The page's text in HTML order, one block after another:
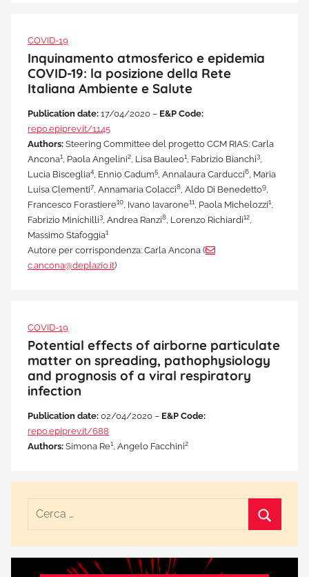
COVID-19
Inquinamento atmosferico e epidemia
COVID-19: la posizione della Rete
Italiana Ambiente e Salute
Publication date: 17/04/2020 – E&P Code:
repo.epiprev.it/1145
Authors: Steering Committee del progetto CCM RIAS: Carla
Ancona1 , Paola Angelini2 , Lisa Bauleo1 , Fabrizio Bianchi3
Lucia Bisceglia4 , Ennio Cadum5 , Annalaura Carducci6
, Maria
Luisa Clementi7 , Annamaria Colacci8 , Aldo Di Benedetto9
Francesco Forastiere10 , Ivano Iavarone11 , Paola Michelozzi1
Fabrizio Minichilli3 , Andrea Ranzi8 , Lorenzo Richiardi12
Massimo Stafoggia1
Autore per corrispondenza: Carla Ancona (
c.ancona@deplazio.it)
COVID-19
Potential effects of airborne particulate
matter on spreading, pathophysiology
and prognosis of a viral respiratory
infection
Publication date: 02/04/2020 – E&P Code:
repo.epiprev.it/688
Authors: Simona Re1 , Angelo Facchini2